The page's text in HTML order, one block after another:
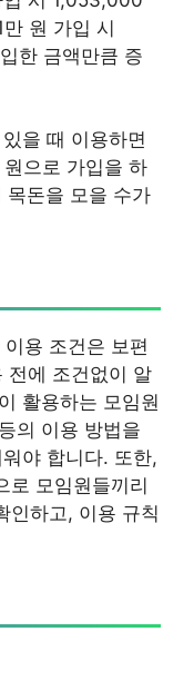
원 가입 시
한 금액만큼 증
을 때 이용하면
으로 가입을 하
돈을 모을 수가
용 조건은 보편
전에 조건없이 알
활용하는 모임원
의 이용 방법을
야 합니다. 또한,
로 모임원들끼리
인하고, 이용 규칙